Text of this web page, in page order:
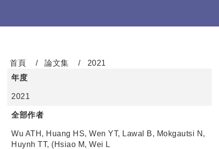
首頁 論文集
2021
年度
2021
全部作者
Wu ATH, Huang HS, Wen YT, Lawal B, Mokgautsi N,
Huynh TT, (Hsiao M, Wei L